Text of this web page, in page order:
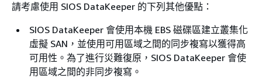
請考慮使用 SIOS DataKeeper 的下列其他優點：
SIOS DataKeeper 會使用本機 EBS 磁碟區建立叢集化
虛擬 SAN，並使用可用區域之間的同步複寫以獲得高
可用性。為了進行災難復原，SIOS DataKeeper 會使
用區域之間的非同步複寫。